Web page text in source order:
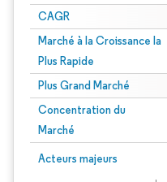
CAGR
Marché à la Croissance la
Plus Rapide
Plus Grand Marché
Concentration du
Marché
Acteurs majeurs